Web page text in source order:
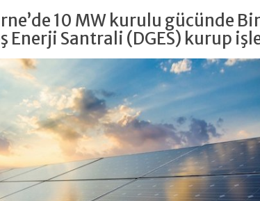
10 MW kurulu gücünde
Enerji Santrali (DGES) kurup